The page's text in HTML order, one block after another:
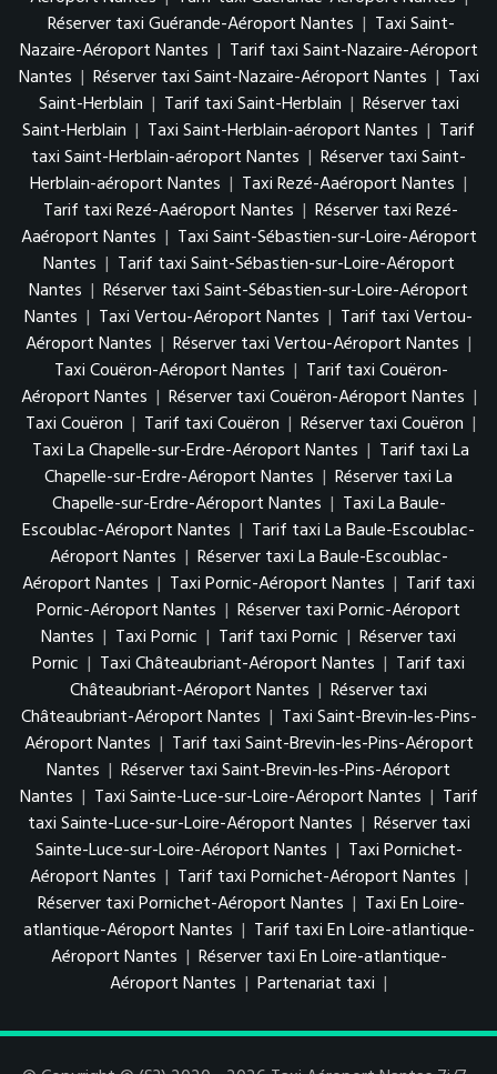
Réserver taxi Guérande-Aéroport Nantes | Taxi Saint-
Nazaire-Aéroport Nantes | Tarif taxi Saint-Nazaire-Aéroport
Nantes | Réserver taxi Saint-Nazaire-Aéroport Nantes | Taxi
Saint-Herblain | Tarif taxi Saint-Herblain | Réserver taxi
Saint-Herblain | Taxi Saint-Herblain-aéroport Nantes | Tarif
taxi Saint-Herblain-aéroport Nantes | Réserver taxi Saint-
Herblain-aéroport Nantes | Taxi Rezé-Aaéroport Nantes |
Tarif taxi Rezé-Aaéroport Nantes | Réserver taxi Rezé-
Aaéroport Nantes | Taxi Saint-Sébastien-sur-Loire-Aéroport
Nantes | Tarif taxi Saint-Sébastien-sur-Loire-Aéroport
Nantes | Réserver taxi Saint-Sébastien-sur-Loire-Aéroport
Nantes | Taxi Vertou-Aéroport Nantes | Tarif taxi Vertou-
Aéroport Nantes | Réserver taxi Vertou-Aéroport Nantes |
Taxi Couëron-Aéroport Nantes | Tarif taxi Couëron-
Aéroport Nantes | Réserver taxi Couëron-Aéroport Nantes |
Taxi Couëron | Tarif taxi Couëron | Réserver taxi Couëron |
Taxi La Chapelle-sur-Erdre-Aéroport Nantes | Tarif taxi La
Chapelle-sur-Erdre-Aéroport Nantes | Réserver taxi La
Chapelle-sur-Erdre-Aéroport Nantes | Taxi La Baule-
Escoublac-Aéroport Nantes | Tarif taxi La Baule-Escoublac-
Aéroport Nantes | Réserver taxi La Baule-Escoublac-
Aéroport Nantes | Taxi Pornic-Aéroport Nantes | Tarif taxi
Pornic-Aéroport Nantes | Réserver taxi Pornic-Aéroport
Nantes | Taxi Pornic | Tarif taxi Pornic | Réserver taxi
Pornic | Taxi Châteaubriant-Aéroport Nantes | Tarif taxi
Châteaubriant-Aéroport Nantes | Réserver taxi
Châteaubriant-Aéroport Nantes | Taxi Saint-Brevin-les-Pins-
Aéroport Nantes | Tarif taxi Saint-Brevin-les-Pins-Aéroport
Nantes | Réserver taxi Saint-Brevin-les-Pins-Aéroport
Nantes | Taxi Sainte-Luce-sur-Loire-Aéroport Nantes | Tarif
taxi Sainte-Luce-sur-Loire-Aéroport Nantes | Réserver taxi
Sainte-Luce-sur-Loire-Aéroport Nantes | Taxi Pornichet-
Aéroport Nantes | Tarif taxi Pornichet-Aéroport Nantes |
Réserver taxi Pornichet-Aéroport Nantes | Taxi En Loire-
atlantique-Aéroport Nantes | Tarif taxi En Loire-atlantique-
Aéroport Nantes | Réserver taxi En Loire-atlantique-
Aéroport Nantes | Partenariat taxi |